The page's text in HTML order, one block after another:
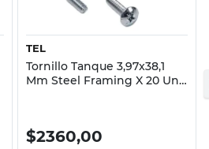
TEL
Tornillo Tanque 3,97x38,1
Mm Steel Framing X 20 Un
$2360,00